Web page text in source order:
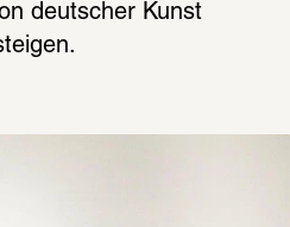
deutscher Kunst